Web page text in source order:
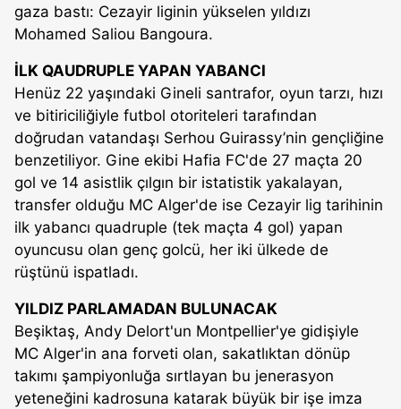
gaza bastı: Cezayir liginin yükselen yıldızı
Mohamed Saliou Bangoura.
İLK QAUDRUPLE YAPAN YABANCI
Henüz 22 yaşındaki Gineli santrafor, oyun tarzı, hızı
ve bitiriciliğiyle futbol otoriteleri tarafından
doğrudan vatandaşı Serhou Guirassy’nin gençliğine
benzetiliyor. Gine ekibi Hafia FC'de 27 maçta 20
gol ve 14 asistlik çılgın bir istatistik yakalayan,
transfer olduğu MC Alger'de ise Cezayir lig tarihinin
ilk yabancı quadruple (tek maçta 4 gol) yapan
oyuncusu olan genç golcü, her iki ülkede de
rüştünü ispatladı.
YILDIZ PARLAMADAN BULUNACAK
Beşiktaş, Andy Delort'un Montpellier'ye gidişiyle
MC Alger'in ana forveti olan, sakatlıktan dönüp
takımı şampiyonluğa sırtlayan bu jenerasyon
yeteneğini kadrosuna katarak büyük bir işe imza